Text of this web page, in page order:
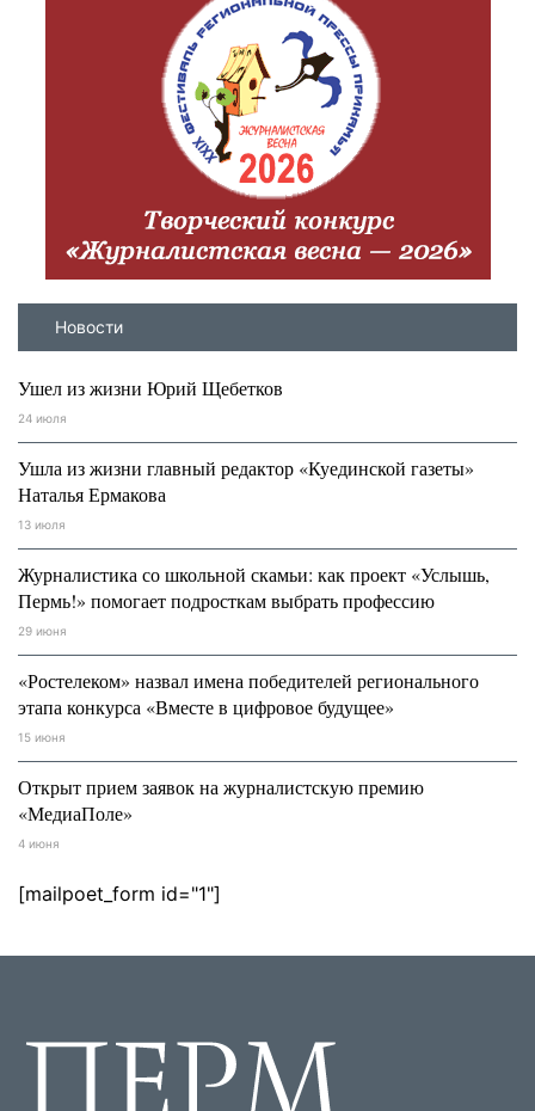
Новости
Ушел из жизни Юрий Щебетков
24 июля
Ушла из жизни главный редактор «Куединской газеты»
Наталья Ермакова
13 июля
Журналистика со школьной скамьи: как проект «Услышь,
Пермь!» помогает подросткам выбрать профессию
29 июня
«Ростелеком» назвал имена победителей регионального
этапа конкурса «Вместе в цифровое будущее»
15 июня
Открыт прием заявок на журналистскую премию
«МедиаПоле»
4 июня
[mailpoet_form id="1"]